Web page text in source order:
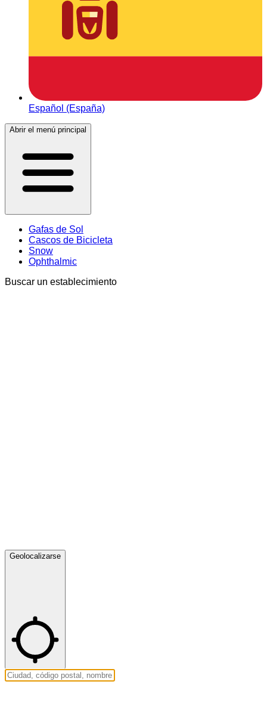
Español (España)
Abrir el menú principal
Gafas de Sol
Cascos de Bicicleta
Snow
Ophthalmic
Buscar un establecimiento
Geolocalizarse